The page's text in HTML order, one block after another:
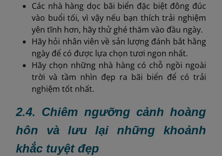
Các nhà hàng dọc bãi biển đặc biệt đông đúc
vào buổi tối, vì vậy nếu bạn thích trải nghiệm
yên tĩnh hơn, hãy thử ghé thăm vào đầu ngày.
Hãy hỏi nhân viên về sản lượng đánh bắt hằng
ngày để có được lựa chọn tươi ngon nhất.
Hãy chọn những nhà hàng có chỗ ngồi ngoài
trời và tầm nhìn đẹp ra bãi biển để có trải
nghiệm tốt nhất.
2.4. Chiêm ngưỡng cảnh hoàng
hôn và lưu lại những khoảnh
khắc tuyệt đẹp